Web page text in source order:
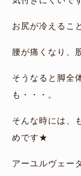
お尻が冷えるこ
腰が痛くなり、
そうなると脚全
も・・・。
そんな時には、
めです★
アーユルヴェー